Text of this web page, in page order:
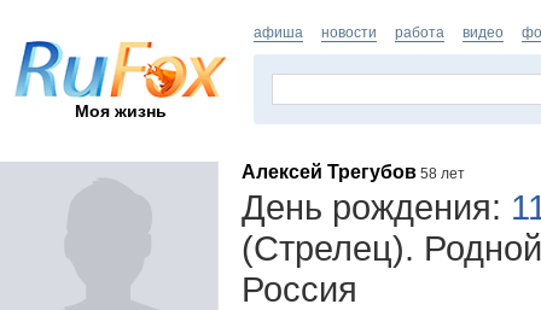
Моя жизнь
афиша новости работа видео
Алексей Трегубов 58 лет
День рождения:
(Стрелец).
Россия